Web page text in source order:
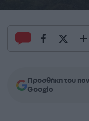
Προσθήκη του
Google